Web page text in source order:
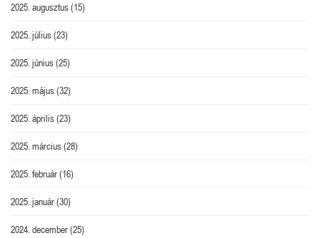
2025. augusztus(15)
2025. július(23)
2025. június(25)
2025. május(32)
2025. április(23)
2025. március(28)
2025. február(16)
2025. január(30)
2024. december(25)